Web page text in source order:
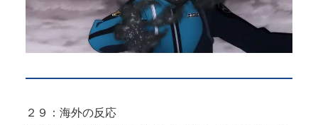
２９：海外の反応